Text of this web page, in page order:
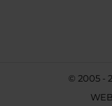
© 2005 -